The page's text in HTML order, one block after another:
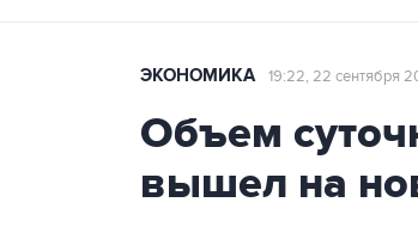
ЭКОНОМИКА 19:22, 22 сентября
Объем
вышел на